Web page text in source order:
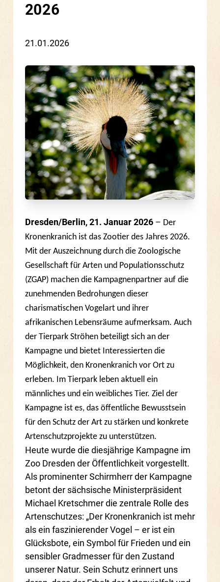
2026
21.01.2026
Dresden/Berlin, 21. Januar 2026– Der
Kronenkranich ist das Zootier des Jahres 2026.
Mit der Auszeichnung durch die Zoologische
Gesellschaft für Arten und Populationsschutz
(ZGAP) machen die Kampagnenpartner auf die
zunehmenden Bedrohungen dieser
charismatischen Vogelart und ihrer
afrikanischen Lebensräume aufmerksam. Auch
der Tierpark Ströhen beteiligt sich an der
Kampagne und bietet Interessierten die
Möglichkeit, den Kronenkranich vor Ort zu
erleben. Im Tierpark leben aktuell ein
männliches und ein weibliches Tier. Ziel der
Kampagne ist es, das öffentliche Bewusstsein
für den Schutz der Art zu stärken und konkrete
Artenschutzprojekte zu unterstützen.
Heute wurde die diesjährige Kampagne im
Zoo Dresden der Öffentlichkeit vorgestellt.
Als prominenter Schirmherr der Kampagne
betont der sächsische Ministerpräsident
Michael Kretschmer die zentrale Rolle des
Artenschutzes: „Der Kronenkranich ist mehr
als ein faszinierender Vogel – er ist ein
Glücksbote, ein Symbol für Frieden und ein
sensibler Gradmesser für den Zustand
unserer Natur. Sein Schutz erinnert uns